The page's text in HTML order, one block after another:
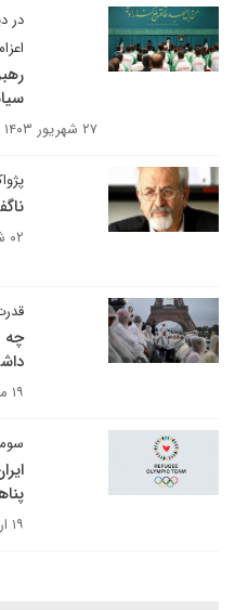
در
۲۷ شهریور ۱۴۰۳
۰۲ شهریور ۱۴۰۳
چه
۱۹ مرداد ۱۴۰۳
۱۹ اردیبهشت ۱۴۰۳